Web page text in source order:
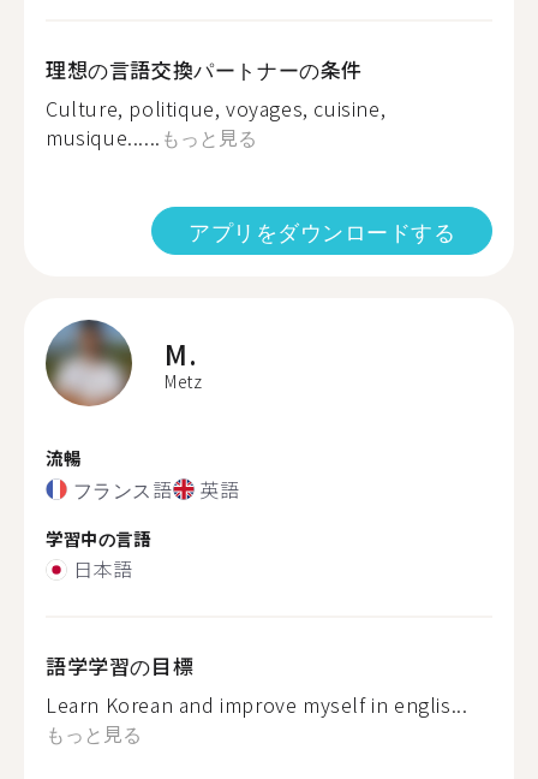
理想の言語交換パートナーの条件
Culture, politique, voyages, cuisine,
musique...... もっと見る
アプリをダウンロードする
M.
Metz
流暢
フランス語 英語
学習中の言語
日本語
語学学習の目標
Learn Korean and improve myself in englis...
もっと見る